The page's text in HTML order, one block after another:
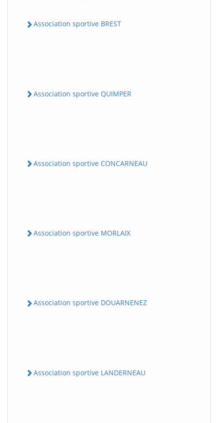
Association sportive BREST
Association sportive QUIMPER
Association sportive CONCARNEAU
Association sportive MORLAIX
Association sportive DOUARNENEZ
Association sportive LANDERNEAU